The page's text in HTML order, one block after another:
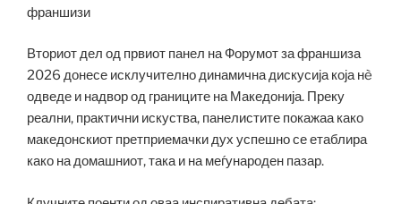
франшизи
Вториот дел од првиот панел на Форумот за франшиза
2026 донесе исклучително динамична дискусија која нè
одведе и надвор од границите на Македонија. Преку
реални, практични искуства, панелистите покажаа како
македонскиот претприемачки дух успешно се етаблира
како на домашниот, така и на меѓународен пазар.